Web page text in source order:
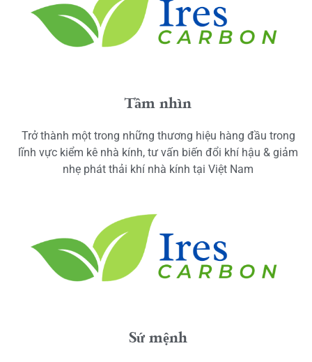
Tầm nhìn
Trở thành một trong những thương hiệu hàng đầu trong
lĩnh vực kiểm kê nhà kính, tư vấn biến đổi khí hậu & giảm
nhẹ phát thải khí nhà kính tại Việt Nam
Sứ mệnh